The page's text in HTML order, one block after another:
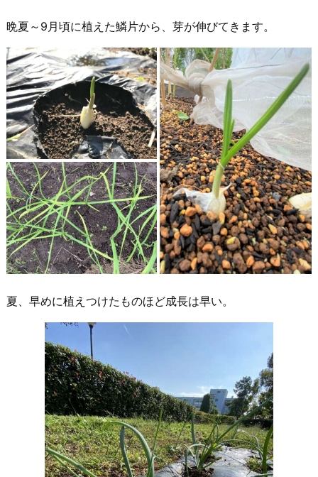
晩夏～9月頃に植えた鱗片から、芽が伸びてきます。
夏、早めに植えつけたものほど成長は早い。